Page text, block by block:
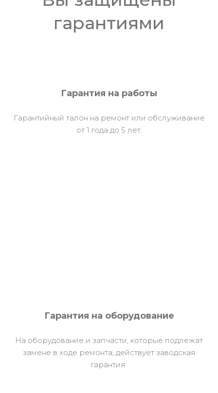
гарантиями
Гарантия на работы
Гарантийный талон на ремонт или обслуживание
от 1 года до 5 лет.
Гарантия на оборудование
На оборудование и запчасти, которые подлежат
замене в ходе ремонта, действует заводская
гарантия.